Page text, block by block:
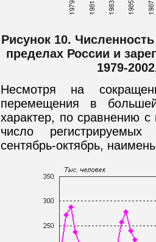
Рисунок 10.
пределах России и
1979-
Несмотря на
перемещения в
характер, по сравнению
число
сентябрь-октябрь,